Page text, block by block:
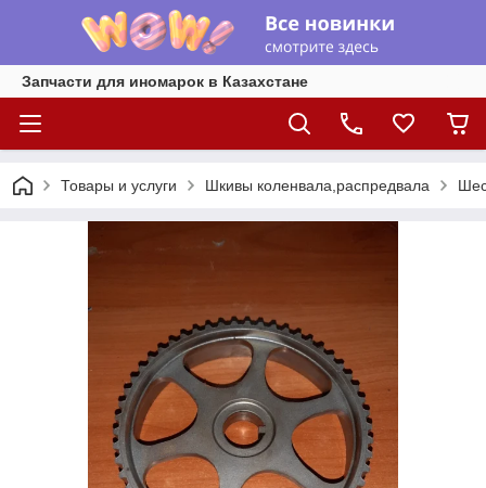
Запчасти для иномарок в Казахстане
Товары и услуги Шкивы коленвала,распредвала